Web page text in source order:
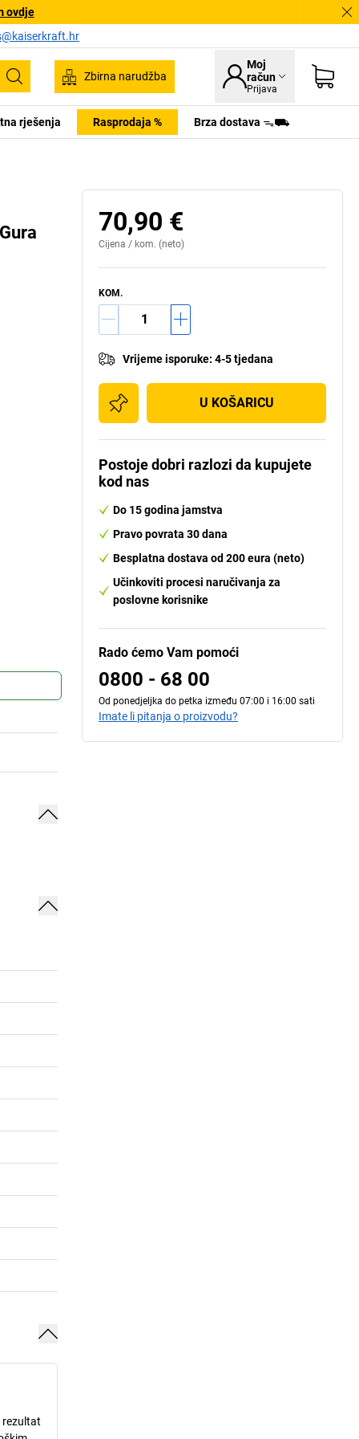
ovdje
Pretraživanje
Zbirna narudžba
Moj
račun
Prijava
rješenja Rasprodaja % Brza dostava ᯓ⛟
rezultat
70,90 €
Cijena / kom. (neto)
KOM.
Vrijeme isporuke: 4-5 tjedana
U KOŠARICU
Postoje dobri razlozi da kupujete
kod nas
Do 15 godina jamstva
Pravo povrata 30 dana
Besplatna dostava od 200 eura (neto)
Učinkoviti procesi naručivanja za
poslovne korisnike
Rado ćemo Vam pomoći
0800 - 68 00
Od ponedjeljka do petka između 07:00 i 16:00 sati
Imate li pitanja o proizvodu?